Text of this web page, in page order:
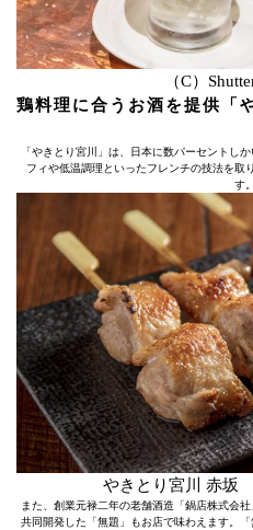
（C）
鶏料理に合うお酒を提供「
「やきとり宮川」は、日本に数パーセントし
フィや低温調理といったフレンチの技法を取
す。
やきとり宮川 赤坂
また、創業元禄二年の老舗酒造「鍋店株式会
共同開発した「無題」もお店で味わえます。